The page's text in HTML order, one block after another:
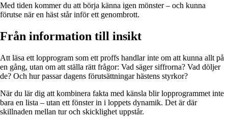
Med tiden kommer du att börja känna igen mönster – och kunna
förutse när en häst står inför ett genombrott.
Från information till insikt
Att läsa ett lopprogram som ett proffs handlar inte om att kunna allt på
en gång, utan om att ställa rätt frågor: Vad säger siffrorna? Vad döljer
de? Och hur passar dagens förutsättningar hästens styrkor?
När du lär dig att kombinera fakta med känsla blir lopprogrammet inte
bara en lista – utan ett fönster in i loppets dynamik. Det är där
skillnaden mellan tur och skicklighet uppstår.